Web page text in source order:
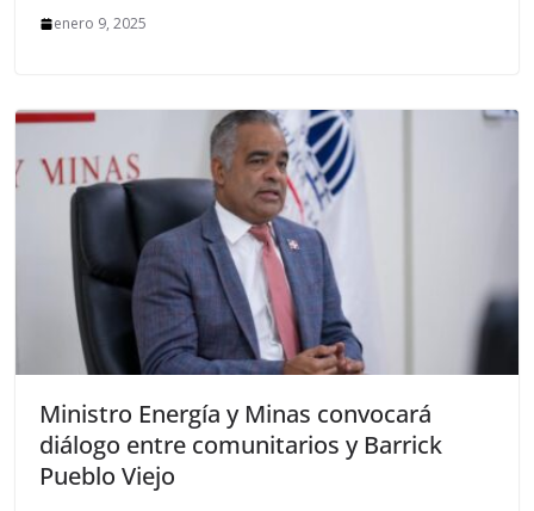
enero 9, 2025
Ministro Energía y Minas convocará
diálogo entre comunitarios y Barrick
Pueblo Viejo